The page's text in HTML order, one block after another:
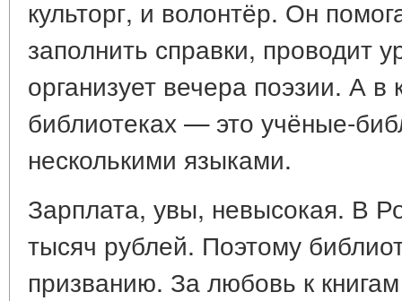
культорг, и волонтёр. Он
заполнить справки, проводит
организует вечера поэзии. А в
библиотеках — это учёные-
несколькими языками.
Зарплата, увы, невысокая. В
тысяч рублей. Поэтому
призванию. За любовь к